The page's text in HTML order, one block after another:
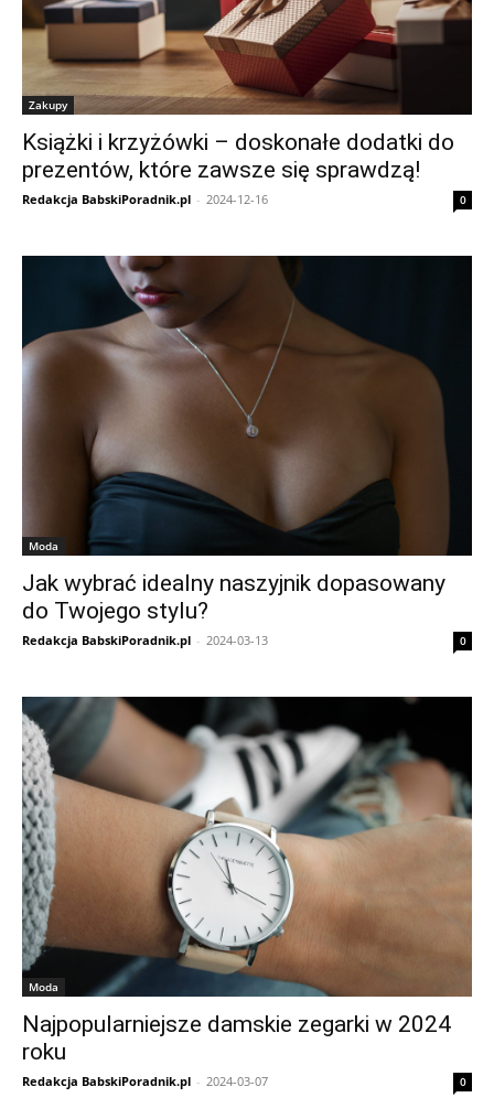
Zakupy
Książki i krzyżówki – doskonałe dodatki do
prezentów, które zawsze się sprawdzą!
Redakcja BabskiPoradnik.pl - 2024-12-16 0
Moda
Jak wybrać idealny naszyjnik dopasowany
do Twojego stylu?
Redakcja BabskiPoradnik.pl - 2024-03-13 0
Moda
Najpopularniejsze damskie zegarki w 2024
roku
Redakcja BabskiPoradnik.pl - 2024-03-07 0